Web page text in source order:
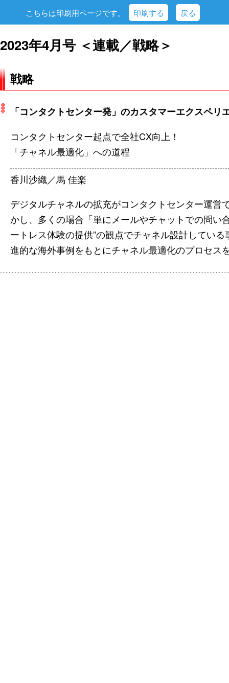
こちらは印刷用ページです。 印刷する 戻る
2023年4月号 ＜連載／戦略＞
戦略
「コンタクトセンター発」のカスタマーエクスペ
コンタクトセンター起点で全社CX向上！
「チャネル最適化」への道程
香川沙織／馬 佳楽
デジタルチャネルの拡充がコンタクトセンター運営
かし、多くの場合「単にメールやチャットでの問い
ートレス体験の提供”の観点でチャネル設計してい
進的な海外事例をもとにチャネル最適化のプロセス